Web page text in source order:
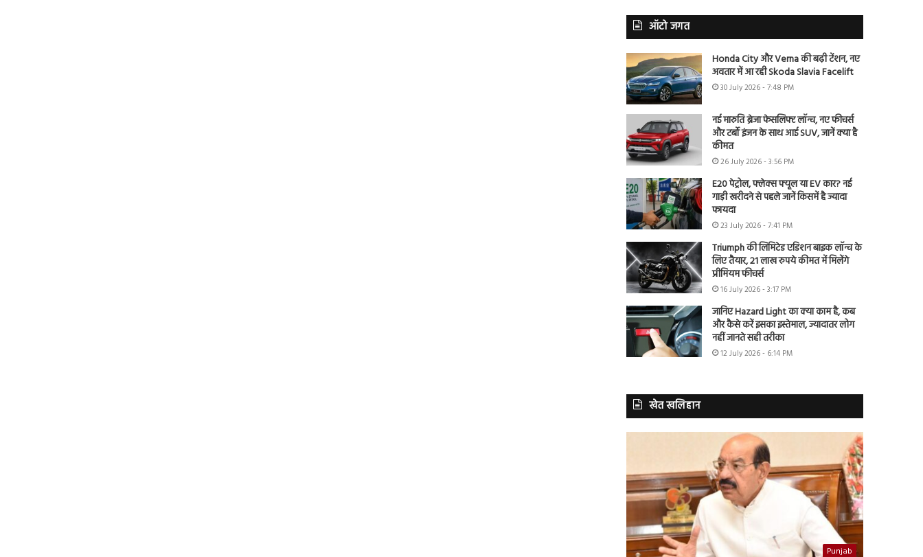
ऑटो जगत
Honda City और Verna की बढ़ी टेंशन, नए
अवतार में आ रही Skoda Slavia Facelift
30 July 2026 - 7:48 PM
नई मारुति ब्रेजा फेसलिफ्ट लॉन्च, नए फीचर्स
और टर्बो इंजन के साथ आई SUV, जानें क्या है
कीमत
26 July 2026 - 3:56 PM
E20 पेट्रोल, फ्लेक्स फ्यूल या EV कार? नई
गाड़ी खरीदने से पहले जानें किसमें है ज्यादा
फायदा
23 July 2026 - 7:41 PM
Triumph की लिमिटेड एडिशन बाइक लॉन्च के
लिए तैयार, 21 लाख रुपये कीमत में मिलेंगे
प्रीमियम फीचर्स
16 July 2026 - 3:17 PM
जानिए Hazard Light का क्या काम है, कब
और कैसे करें इसका इस्तेमाल, ज्यादातर लोग
नहीं जानते सही तरीका
12 July 2026 - 6:14 PM
खेत खलिहान
Punjab